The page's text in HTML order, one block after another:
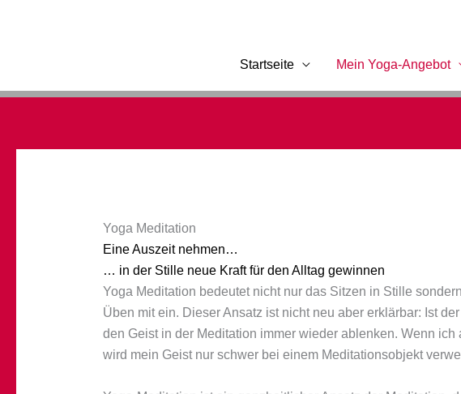
Startseite
Mein Yoga-Angebot
Yoga Meditation
Eine Auszeit nehmen…
… in der Stille neue Kraft für den Alltag gewinnen
Yoga Meditation bedeutet nicht nur das Sitzen in Stille
Üben mit ein. Dieser Ansatz ist nicht neu aber erklärbar: Ist
den Geist in der Meditation immer wieder ablenken. Wenn
wird mein Geist nur schwer bei einem Meditationsobjekt